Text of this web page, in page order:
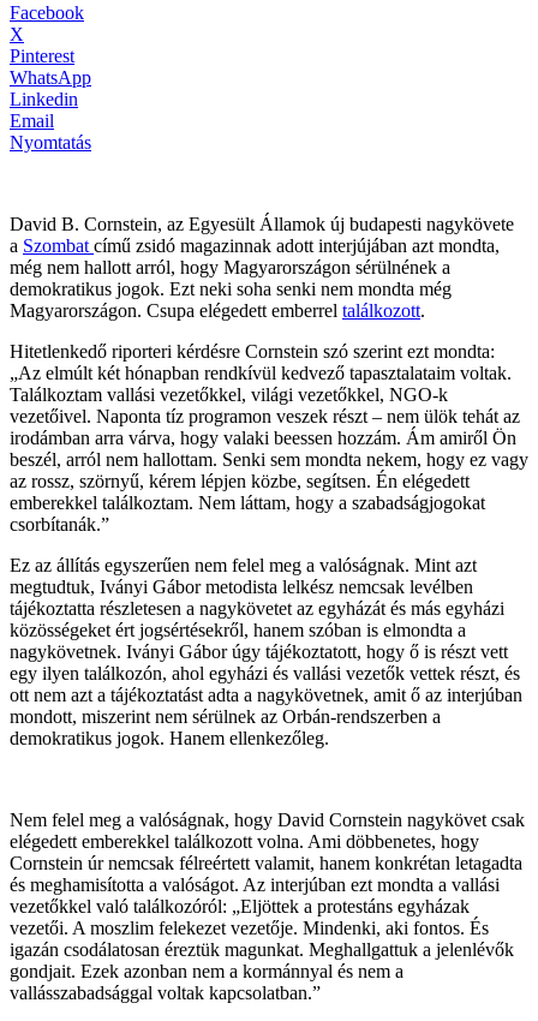
Facebook
X
Pinterest
WhatsApp
Linkedin
Email
Nyomtatás
David B. Cornstein, az Egyesült Államok új budapesti nagykövete
a Szombat című zsidó magazinnak adott interjújában azt mondta,
még nem hallott arról, hogy Magyarországon sérülnének a
demokratikus jogok. Ezt neki soha senki nem mondta még
Magyarországon. Csupa elégedett emberrel találkozott.
Hitetlenkedő riporteri kérdésre Cornstein szó szerint ezt mondta:
„Az elmúlt két hónapban rendkívül kedvező tapasztalataim voltak.
Találkoztam vallási vezetőkkel, világi vezetőkkel, NGO-k
vezetőivel. Naponta tíz programon veszek részt – nem ülök tehát az
irodámban arra várva, hogy valaki beessen hozzám. Ám amiről Ön
beszél, arról nem hallottam. Senki sem mondta nekem, hogy ez vagy
az rossz, szörnyű, kérem lépjen közbe, segítsen. Én elégedett
emberekkel találkoztam. Nem láttam, hogy a szabadságjogokat
csorbítanák.”
Ez az állítás egyszerűen nem felel meg a valóságnak. Mint azt
megtudtuk, Iványi Gábor metodista lelkész nemcsak levélben
tájékoztatta részletesen a nagykövetet az egyházát és más egyházi
közösségeket ért jogsértésekről, hanem szóban is elmondta a
nagykövetnek. Iványi Gábor úgy tájékoztatott, hogy ő is részt vett
egy ilyen találkozón, ahol egyházi és vallási vezetők vettek részt, és
ott nem azt a tájékoztatást adta a nagykövetnek, amit ő az interjúban
mondott, miszerint nem sérülnek az Orbán-rendszerben a
demokratikus jogok. Hanem ellenkezőleg.
Nem felel meg a valóságnak, hogy David Cornstein nagykövet csak
elégedett emberekkel találkozott volna. Ami döbbenetes, hogy
Cornstein úr nemcsak félreértett valamit, hanem konkrétan letagadta
és meghamisította a valóságot. Az interjúban ezt mondta a vallási
vezetőkkel való találkozóról: „Eljöttek a protestáns egyházak
vezetői. A moszlim felekezet vezetője. Mindenki, aki fontos. És
igazán csodálatosan éreztük magunkat. Meghallgattuk a jelenlévők
gondjait. Ezek azonban nem a kormánnyal és nem a
vallásszabadsággal voltak kapcsolatban.”